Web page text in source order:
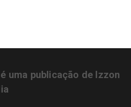
uma publicação de Izzon